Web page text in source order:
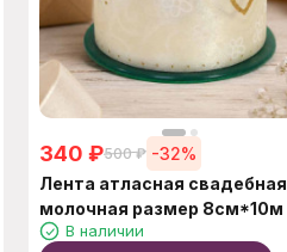
340 ₽500 ₽ -32%
Лента атласная свадебная
молочная размер 8см*10м
В наличии